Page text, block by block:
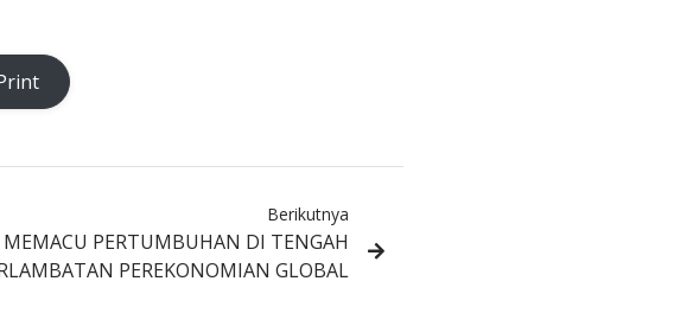
Berikutnya
MEMACU PERTUMBUHAN DI TENGAH
PEREKONOMIAN GLOBAL